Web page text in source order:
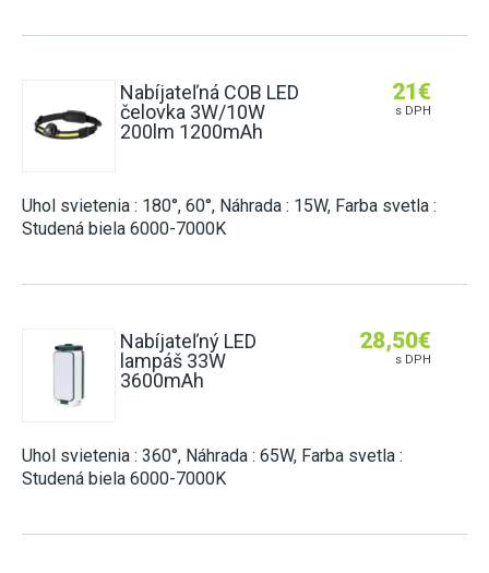
Nabíjateľná COB LED
čelovka 3W/10W
200lm 1200mAh
21€
s DPH
Uhol svietenia : 180°, 60°, Náhrada : 15W, Farba svetla :
Studená biela 6000-7000K
Nabíjateľný LED
lampáš 33W
3600mAh
28,50€
s DPH
Uhol svietenia : 360°, Náhrada : 65W, Farba svetla :
Studená biela 6000-7000K